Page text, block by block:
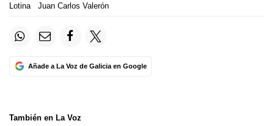
Lotina
Juan Carlos Valerón
Añade a La Voz de Galicia en Google
También en La Voz